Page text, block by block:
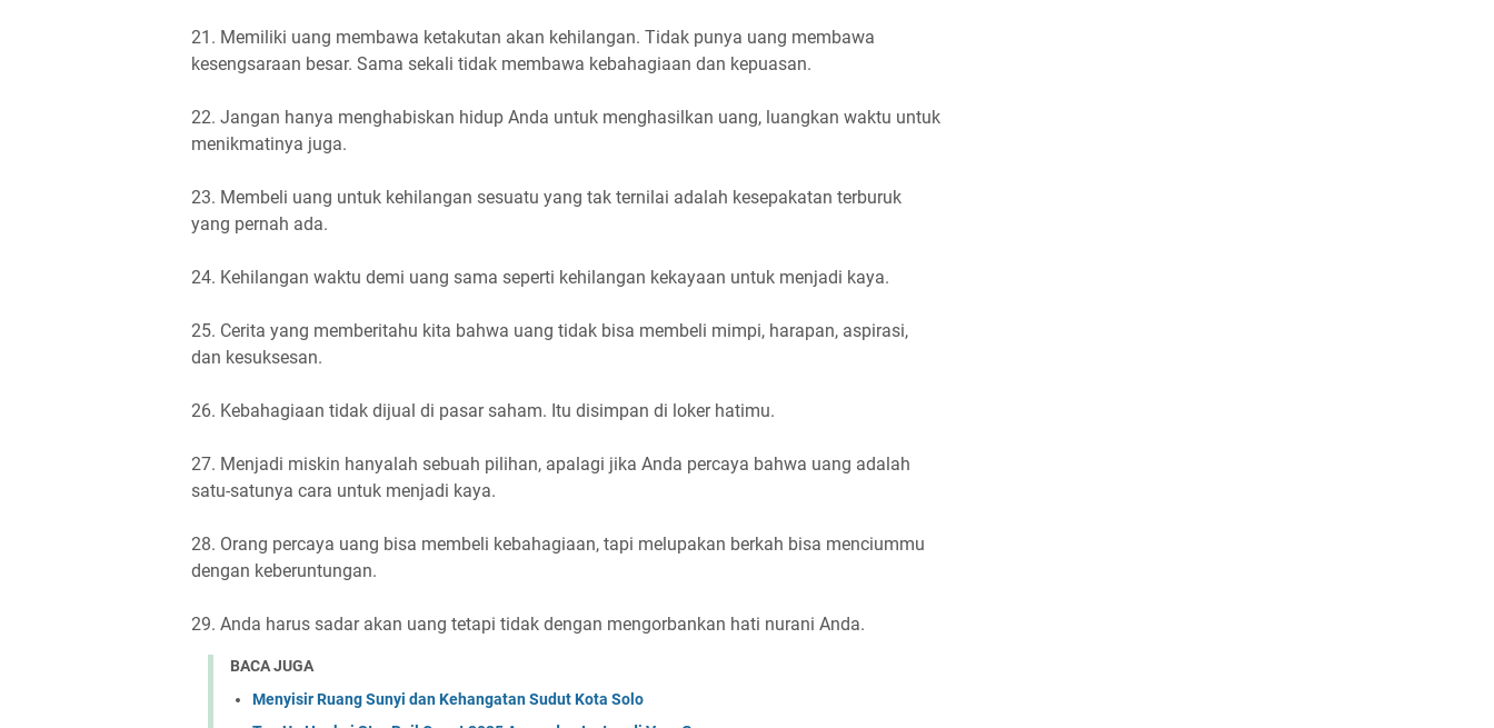
21. Memiliki uang membawa ketakutan akan kehilangan. Tidak punya uang membawa
kesengsaraan besar. Sama sekali tidak membawa kebahagiaan dan kepuasan.
22. Jangan hanya menghabiskan hidup Anda untuk menghasilkan uang, luangkan waktu untuk
menikmatinya juga.
23. Membeli uang untuk kehilangan sesuatu yang tak ternilai adalah kesepakatan terburuk
yang pernah ada.
24. Kehilangan waktu demi uang sama seperti kehilangan kekayaan untuk menjadi kaya.
25. Cerita yang memberitahu kita bahwa uang tidak bisa membeli mimpi, harapan, aspirasi,
dan kesuksesan.
26. Kebahagiaan tidak dijual di pasar saham. Itu disimpan di loker hatimu.
27. Menjadi miskin hanyalah sebuah pilihan, apalagi jika Anda percaya bahwa uang adalah
satu-satunya cara untuk menjadi kaya.
28. Orang percaya uang bisa membeli kebahagiaan, tapi melupakan berkah bisa menciummu
dengan keberuntungan.
29. Anda harus sadar akan uang tetapi tidak dengan mengorbankan hati nurani Anda.
BACA JUGA
Menyisir Ruang Sunyi dan Kehangatan Sudut Kota Solo